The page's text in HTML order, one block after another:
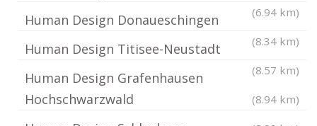
(6.94 km)
Human Design Donaueschingen
(8.34 km)
Human Design Titisee-Neustadt
(8.57 km)
Human Design Grafenhausen
Hochschwarzwald
(8.94 km)